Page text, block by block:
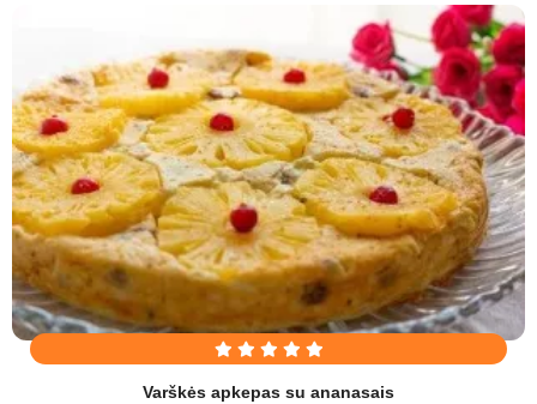
Varškės apkepas su ananasais